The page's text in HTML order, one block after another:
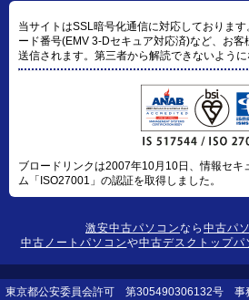
当サイトはSSL暗号化通信に対応しておりま
ード番号(EMV 3-Dセキュア対応済)など、お
送信されます。第三者から解読できないように
ブロードリンクは2007年10月10日、情報セキ
ム「ISO27001」の認証を取得しました。
激安中古パソコンなら 中古パ
中古ノートパソコンや中古デスクトップパ
東京都公安委員会許可 第305490306132号 事